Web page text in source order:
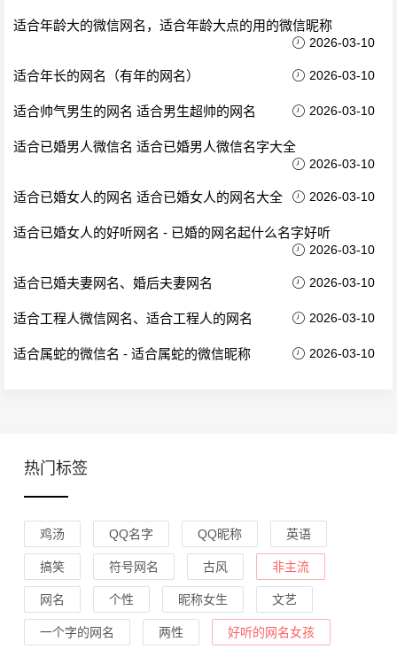
适合年龄大的微信网名，适合年龄大点的用的微信昵称
2026-03-10
适合年长的网名（有年的网名） 2026-03-10
适合帅气男生的网名 适合男生超帅的网名 2026-03-10
适合已婚男人微信名 适合已婚男人微信名字大全
2026-03-10
适合已婚女人的网名 适合已婚女人的网名大全 2026-03-10
适合已婚女人的好听网名 - 已婚的网名起什么名字好听
2026-03-10
适合已婚夫妻网名、婚后夫妻网名 2026-03-10
适合工程人微信网名、适合工程人的网名 2026-03-10
适合属蛇的微信名 - 适合属蛇的微信昵称 2026-03-10
热门标签
鸡汤 QQ名字 QQ昵称 英语
搞笑 符号网名 古风 非主流
网名 个性 昵称女生 文艺
一个字的网名 两性 好听的网名女孩